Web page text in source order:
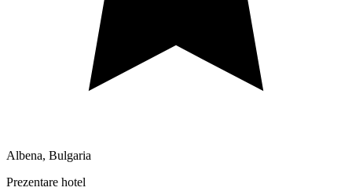
Albena, Bulgaria
Prezentare hotel